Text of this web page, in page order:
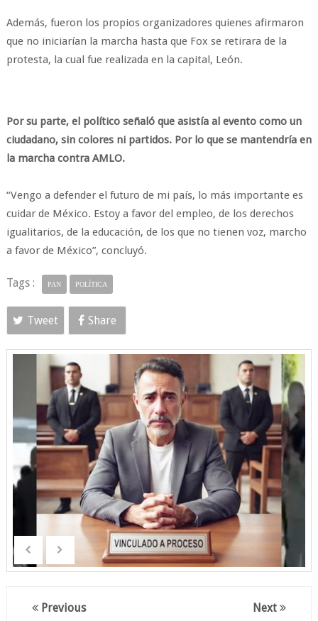
Además, fueron los propios organizadores quienes afirmaron
que no iniciarían la marcha hasta que Fox se retirara de la
protesta, la cual fue realizada en la capital, León.
Por su parte, el político señaló que asistía al evento como un
ciudadano, sin colores ni partidos. Por lo que se mantendría en
la marcha contra AMLO.
“Vengo a defender el futuro de mi país, lo más importante es
cuidar de México. Estoy a favor del empleo, de los derechos
igualitarios, de la educación, de los que no tienen voz, marcho
a favor de México”, concluyó.
Tags : PAN POLÍTICA
Tweet Share
Next
Previous